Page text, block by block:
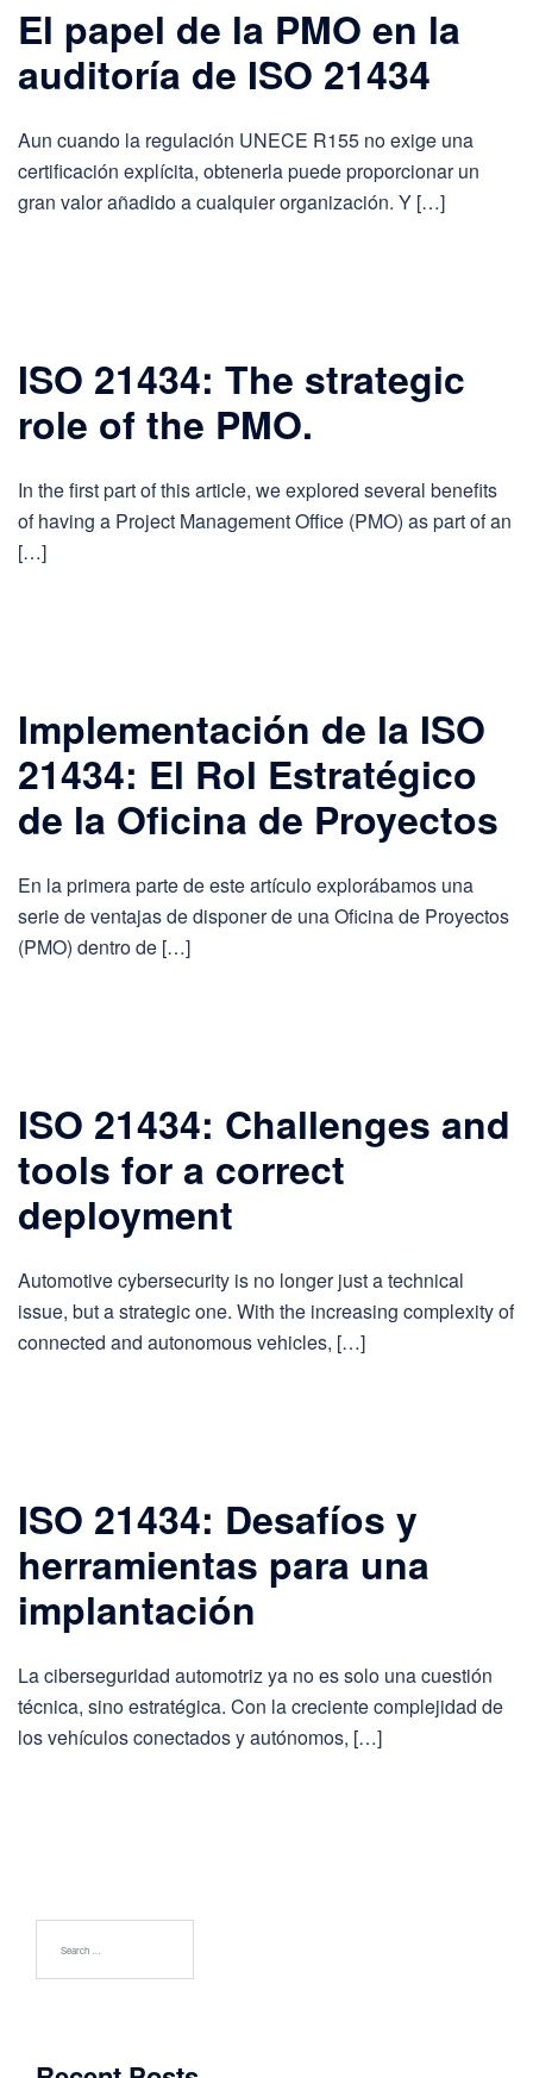
El papel de la PMO en la
auditoría de ISO 21434
Aun cuando la regulación UNECE R155 no exige una
certificación explícita, obtenerla puede proporcionar un
gran valor añadido a cualquier organización. Y […]
ISO 21434: The strategic
role of the PMO.
In the first part of this article, we explored several benefits
of having a Project Management Office (PMO) as part of an
[…]
Implementación de la ISO
21434: El Rol Estratégico
de la Oficina de Proyectos
En la primera parte de este artículo explorábamos una
serie de ventajas de disponer de una Oficina de Proyectos
(PMO) dentro de […]
ISO 21434: Challenges and
tools for a correct
deployment
Automotive cybersecurity is no longer just a technical
issue, but a strategic one. With the increasing complexity of
connected and autonomous vehicles, […]
ISO 21434: Desafíos y
herramientas para una
implantación
La ciberseguridad automotriz ya no es solo una cuestión
técnica, sino estratégica. Con la creciente complejidad de
los vehículos conectados y autónomos, […]